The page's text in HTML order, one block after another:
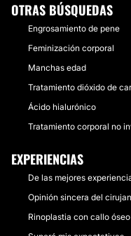
OTRAS BÚSQUEDAS
Engrosamiento de pene
Feminización corporal
Manchas edad
Tratamiento dióxido de
Ácido hialurónico
Tratamiento corporal no
EXPERIENCIAS
De las mejores
Opinión sincera del
Rinoplastia con callo